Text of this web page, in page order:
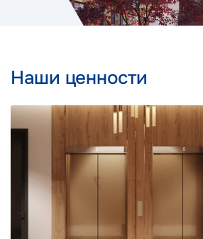
Наши ценности